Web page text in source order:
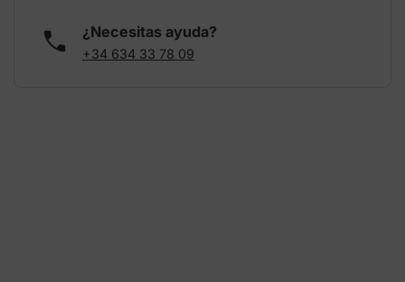
¿Necesitas ayuda?
+34 634 33 78 09